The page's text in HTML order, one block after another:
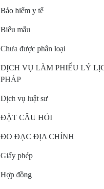
Bảo hiểm y tế
Biểu mẫu
Chưa được phân loại
DỊCH VỤ LÀM PHIẾU LÝ
PHÁP
Dịch vụ luật sư
ĐẶT CÂU HỎI
ĐO ĐẠC ĐỊA CHÍNH
Giấy phép
Hợp đồng